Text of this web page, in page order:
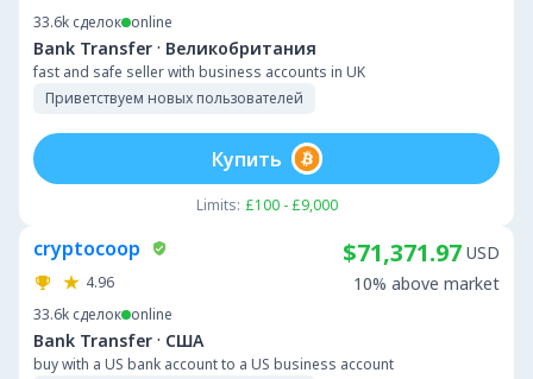
33.6k сделок online
Bank Transfer · Великобритания
fast and safe seller with business accounts in UK
Приветствуем новых пользователей
Limits: £100 - £9,000
Купить
cryptocoop
4.96
33.6k сделок online
Bank Transfer · США
buy with a US bank account to a US business account
$71,371.97 USD
10% above market